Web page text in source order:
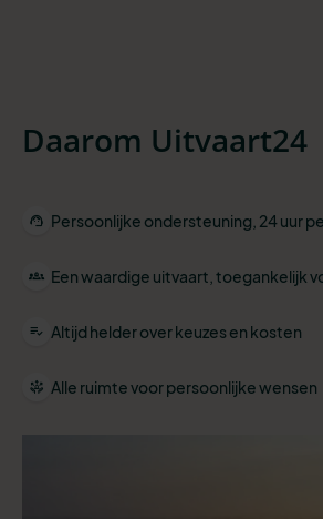
Daarom Uitvaart24
Persoonlijke ondersteuning, 24 uur
Een waardige uitvaart, toegankelijk
Altijd helder over keuzes en kosten
Alle ruimte voor persoonlijke wensen